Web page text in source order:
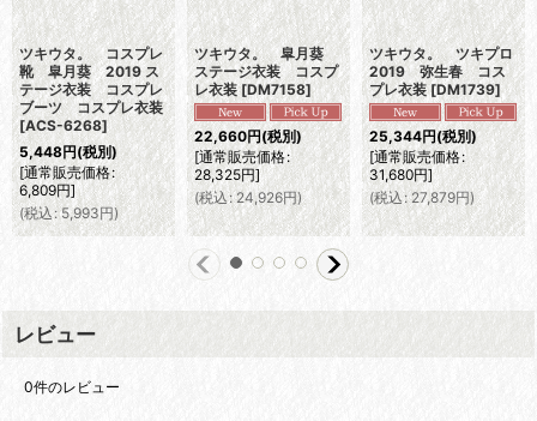
ツキウタ。 コスプレ
靴 皐月葵 2019 ス
テージ衣装 コスプレ
ブーツ コスプレ衣装
[ACS-6268]
5,448円(税別)
[通常販売価格:
6,809円]
(税込 : 5,993円)
ツキウタ。 皐月葵
ステージ衣装 コスプ
レ衣装 [DM7158]
22,660円(税別)
[通常販売価格:
28,325円]
(税込: 24,926円)
ツキウタ。 ツキプロ
2019 弥生春 コス
プレ衣装 [DM1739]
25,344円(税別)
[通常販売価格:
31,680円]
(税込: 27,879円)
レビュー
0件のレビュー